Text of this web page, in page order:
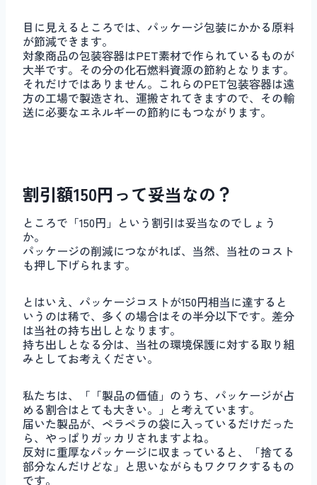
目に見えるところでは、パッケージ包装にかかる原料
が節減できます。
対象商品の包装容器はPET素材で作られているものが
大半です。その分の化石燃料資源の節約となります。
それだけではありません。これらのPET包装容器は遠
方の工場で製造され、運搬されてきますので、その輸
送に必要なエネルギーの節約にもつながります。
割引額150円って妥当なの？
ところで「150円」という割引は妥当なのでしょう
か。
パッケージの削減につながれば、当然、当社のコスト
も押し下げられます。
とはいえ、パッケージコストが150円相当に達すると
いうのは稀で、多くの場合はその半分以下です。差分
は当社の持ち出しとなります。
持ち出しとなる分は、当社の環境保護に対する取り組
みとしてお考えください。
私たちは、「「製品の価値」のうち、パッケージが占
める割合はとても大きい。」と考えています。
届いた製品が、ペラペラの袋に入っているだけだった
ら、やっぱりガッカリされますよね。
反対に重厚なパッケージに収まっていると、「捨てる
部分なんだけどな」と思いながらもワクワクするもの
です。